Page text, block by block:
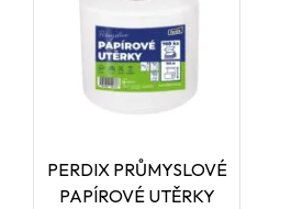
PERDIX PRŮMYSLOVÉ
PAPÍROVÉ UTĚRKY